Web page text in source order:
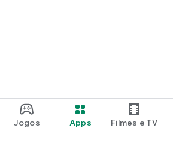
Jogos Apps Filmes e TV